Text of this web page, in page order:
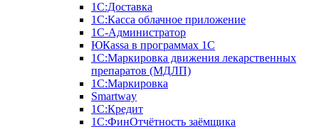
1С:Доставка
1С:Касса облачное приложение
1С-Администратор
ЮКаssа в программах 1С
1С:Маркировка движения лекарственных
препаратов (МДЛП)
1С:Маркировка
Smartway
1С:Кредит
1С:ФинОтчётность заёмщика